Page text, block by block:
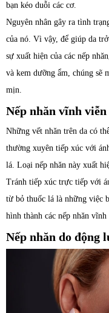
bạn kéo duỗi các cơ.
Nguyên nhân gây ra tình
của nó. Vì vậy, để giúp da
sự xuất hiện của các nếp
và kem dưỡng ẩm, chúng sẽ
mịn.
Nếp nhăn vĩnh viễn
Những vết nhăn trên da có
thường xuyên tiếp xúc với
lá. Loại nếp nhăn này xuất
Tránh tiếp xúc trực tiếp với
từ bỏ thuốc lá là những việc
hình thành các nếp nhăn vĩnh
Nếp nhăn do động